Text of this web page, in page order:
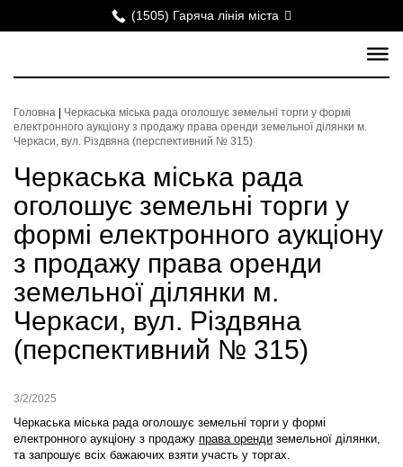
(1505) Гаряча лінія міста
Головна
Черкаська міська рада оголошує земельні торги у формі
електронного аукціону з продажу права оренди земельної ділянки м.
Черкаси, вул. Різдвяна (перспективний № 315)
Черкаська міська рада
оголошує земельні торги у
формі електронного аукціону
з продажу права оренди
земельної ділянки м.
Черкаси, вул. Різдвяна
(перспективний № 315)
3/2/2025
Черкаська міська рада оголошує земельні торги у формі
електронного аукціону з продажу права оренди земельної ділянки,
та запрошує всіх бажаючих взяти участь у торгах.